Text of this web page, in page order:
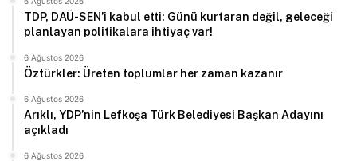
TDP, DAÜ-SEN’i kabul etti: Günü kurtaran değil, geleceği
planlayan politikalara ihtiyaç var!
6 Ağustos 2026
Öztürkler: Üreten toplumlar her zaman kazanır
6 Ağustos 2026
Arıklı, YDP’nin Lefkoşa Türk Belediyesi Başkan Adayını
açıkladı
6 Ağustos 2026